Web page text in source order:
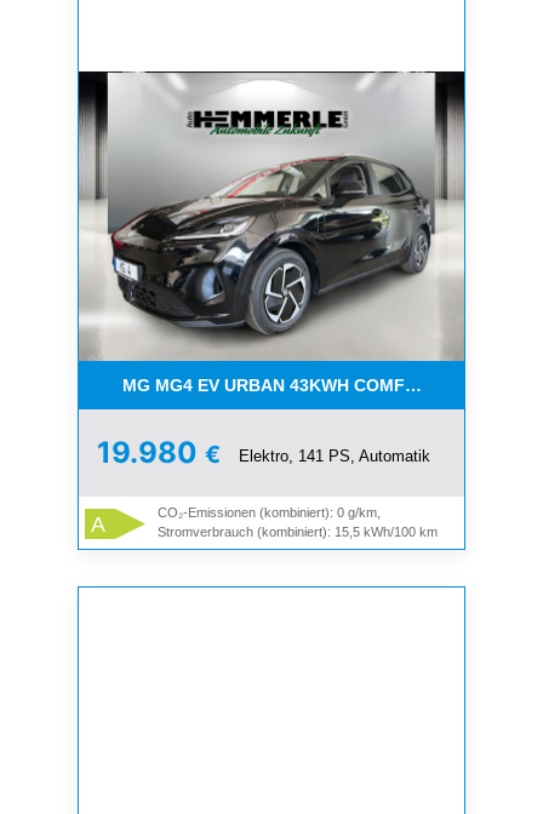
MG MG4 EV URBAN 43KWH COMFORT
19.980 € Elektro, 141 PS, Automatik
A
CO₂-Emissionen (kombiniert): 0 g/km,
Stromverbrauch (kombiniert): 15,5 kWh/100 km